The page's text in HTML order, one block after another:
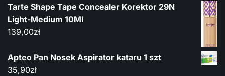
Tarte Shape Tape Concealer Korektor 29N
Light-Medium 10Ml
139,00zł
Apteo Pan Nosek Aspirator kataru 1 szt
35,90zł